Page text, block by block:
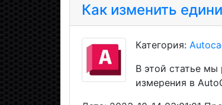
Как изменить
Категория:
В этой статье мы
измерения в